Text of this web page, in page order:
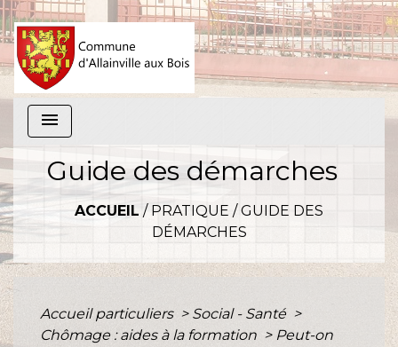
menu
Guide des démarches
ACCUEIL / PRATIQUE /GUIDE DES
DÉMARCHES
Accueil particuliers > Social - Santé >
Chômage : aides à la formation > Peut-on